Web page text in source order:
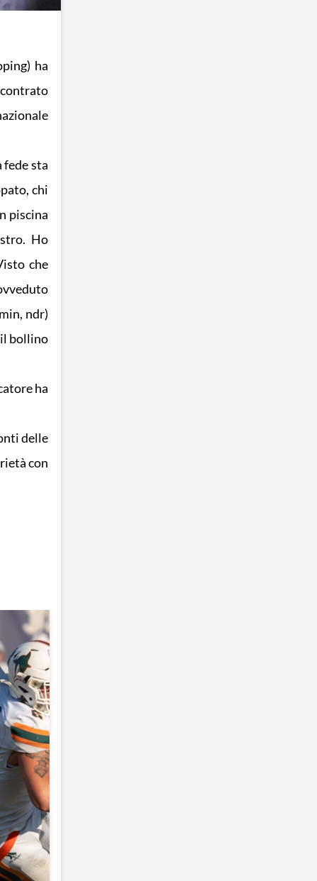
ha
fede sta
chi
piscina
Ho
che
ndr)
bollino
ha
delle
con